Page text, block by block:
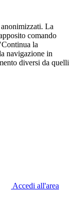
La
comando
la
navigazione in
diversi da quelli
Accedi all'area